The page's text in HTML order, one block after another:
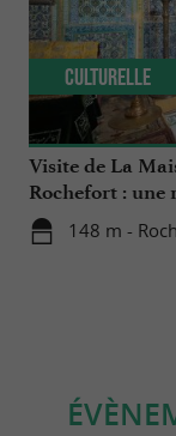
Visite de La
Rochefort : une
manquer
148 m -
Culturelle